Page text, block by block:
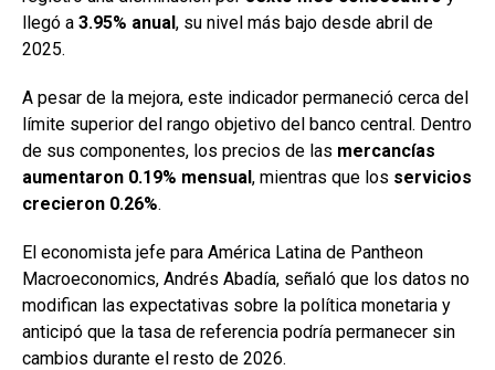
llegó a 3.95% anual, su nivel más bajo desde abril de
2025.
A pesar de la mejora, este indicador permaneció cerca del
límite superior del rango objetivo del banco central. Dentro
de sus componentes, los precios de las mercancías
aumentaron 0.19% mensual, mientras que los servicios
crecieron 0.26%.
El economista jefe para América Latina de Pantheon
Macroeconomics, Andrés Abadía, señaló que los datos no
modifican las expectativas sobre la política monetaria y
anticipó que la tasa de referencia podría permanecer sin
cambios durante el resto de 2026.